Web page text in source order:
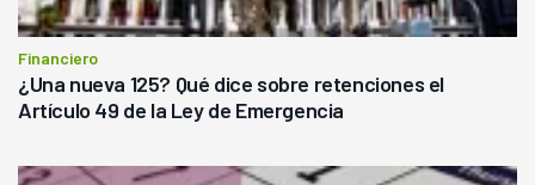
Financiero
¿Una nueva 125? Qué dice sobre retenciones el
Artículo 49 de la Ley de Emergencia